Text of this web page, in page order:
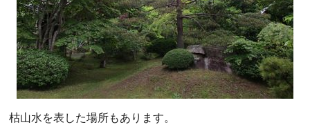
枯山水を表した場所もあります。